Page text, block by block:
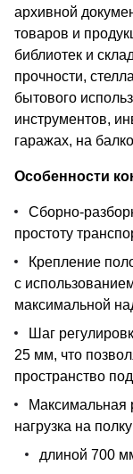
архивной
товаров и
библиотек и
прочности,
бытового
инструментов,
гаражах, на
Особенности
Сборно-
простоту
Крепление
с
максимальной
Шаг
25 мм, что
пространство
Максимальная
нагрузка на
длиной 700